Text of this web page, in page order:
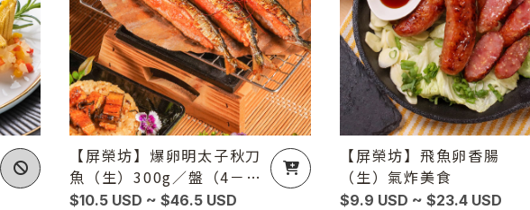
【屏榮坊】爆卵明太子秋刀
魚（生）300g／盤（4－5
尾入／盤）
$10.5 USD ~ $46.5 USD
【屏榮坊】飛魚卵香腸
（生）氣炸美食
$9.9 USD ~ $23.4 USD